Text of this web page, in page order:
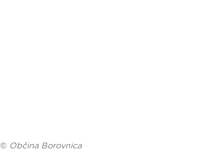
© Občina Borovnica